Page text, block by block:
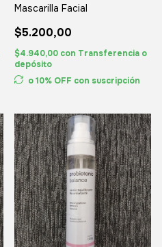
Mascarilla Facial
$5.200,00
$4.940,00 con Transferencia o
depósito
o 10% OFF con suscripción